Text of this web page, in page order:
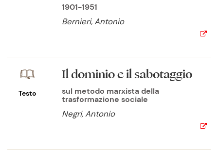
1901-1951
Bernieri, Antonio
Testo
Il dominio e il sabotaggio
sul metodo marxista della
trasformazione sociale
Negri, Antonio